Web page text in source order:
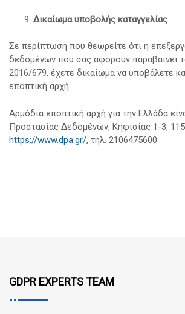
Δικαίωμα υποβολής καταγγελίας
Σε περίπτωση που θεωρείτε ότι η
δεδομένων που σας αφορούν παραβαίνει
2016/679, έχετε δικαίωμα να υποβάλετε
εποπτική αρχή.
Αρμόδια εποπτική αρχή για την Ελλάδα
Προστασίας Δεδομένων, Κηφισίας 1-3,
https://www.dpa.gr/, τηλ. 2106475600.
GDPR EXPERTS TEAM